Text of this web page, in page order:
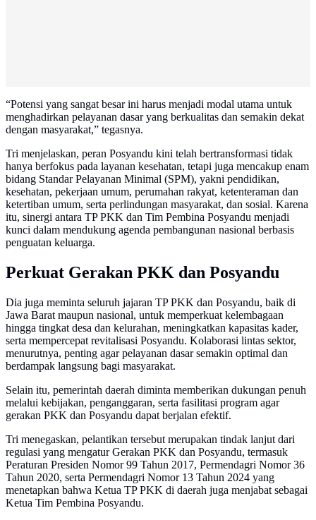
“Potensi yang sangat besar ini harus menjadi modal utama untuk
menghadirkan pelayanan dasar yang berkualitas dan semakin dekat
dengan masyarakat,” tegasnya.
Tri menjelaskan, peran Posyandu kini telah bertransformasi tidak
hanya berfokus pada layanan kesehatan, tetapi juga mencakup enam
bidang Standar Pelayanan Minimal (SPM), yakni pendidikan,
kesehatan, pekerjaan umum, perumahan rakyat, ketenteraman dan
ketertiban umum, serta perlindungan masyarakat, dan sosial. Karena
itu, sinergi antara TP PKK dan Tim Pembina Posyandu menjadi
kunci dalam mendukung agenda pembangunan nasional berbasis
penguatan keluarga.
Perkuat Gerakan PKK dan Posyandu
Dia juga meminta seluruh jajaran TP PKK dan Posyandu, baik di
Jawa Barat maupun nasional, untuk memperkuat kelembagaan
hingga tingkat desa dan kelurahan, meningkatkan kapasitas kader,
serta mempercepat revitalisasi Posyandu. Kolaborasi lintas sektor,
menurutnya, penting agar pelayanan dasar semakin optimal dan
berdampak langsung bagi masyarakat.
Selain itu, pemerintah daerah diminta memberikan dukungan penuh
melalui kebijakan, penganggaran, serta fasilitasi program agar
gerakan PKK dan Posyandu dapat berjalan efektif.
Tri menegaskan, pelantikan tersebut merupakan tindak lanjut dari
regulasi yang mengatur Gerakan PKK dan Posyandu, termasuk
Peraturan Presiden Nomor 99 Tahun 2017, Permendagri Nomor 36
Tahun 2020, serta Permendagri Nomor 13 Tahun 2024 yang
menetapkan bahwa Ketua TP PKK di daerah juga menjabat sebagai
Ketua Tim Pembina Posyandu.